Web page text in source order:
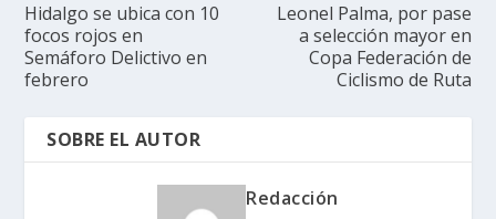
Hidalgo se ubica con 10
focos rojos en
Semáforo Delictivo en
febrero
Leonel Palma, por pase
a selección mayor en
Copa Federación de
Ciclismo de Ruta
SOBRE EL AUTOR
Redacción